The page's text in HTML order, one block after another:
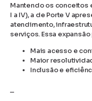
Mantendo os conceitos
I a IV), a de Porte V
atendimento,
serviços. Essa
Mais acesso e
Maior
Inclusão e